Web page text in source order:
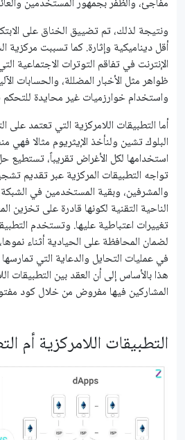
ونتيجة لذلك، تم تضييق الخناق على
أقل ديناميكية وإثارة. كما تسببت مركزية
الإنترنت في تفاقم التوترات الاجتماعية
ظواهر مثل الأخبار المضللة، والحسابات
واستخدام خوارزميات غير محايدة
أما التطبيقات اللامركزية التي تعتمد على
البلوك تشين ولنأخذ الإيثريوم مثالا فهي
استخدامها لكل الأغراض تقريباً، تستطيع
تواجه التطبيقات المركزية عبر تقديم
والمشرفين، وبقية المستخدمين في
الناحية التقنية لكونها قادرة على تخزين
تغييرات اعتباطية عليها. وتستخدم
لضمان المحافظة على الحيادية أثناء
في عمليات التحايل والدعاية التي
هذا بالأساس إلى أن العقد بين التطبيقات
المشاركين فيها مفروض من خلال كود
التطبيقات اللامركزية أم